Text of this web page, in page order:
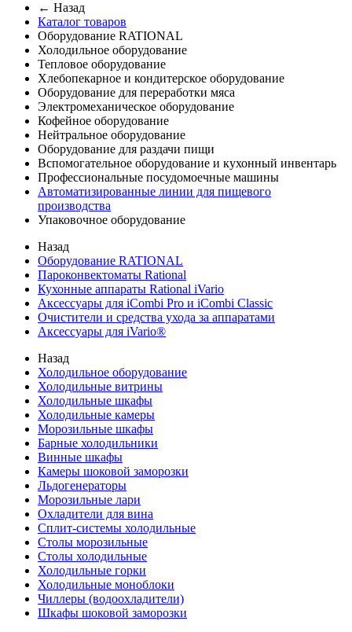
← Назад
Каталог товаров
Оборудование RATIONAL
Холодильное оборудование
Тепловое оборудование
Хлебопекарное и кондитерское оборудование
Оборудование для переработки мяса
Электромеханическое оборудование
Кофейное оборудование
Нейтральное оборудование
Оборудование для раздачи пищи
Вспомогательное оборудование и кухонный инвентарь
Профессиональные посудомоечные машины
Автоматизированные линии для пищевого
производства
Упаковочное оборудование
Назад
Оборудование RATIONAL
Пароконвектоматы Rational
Кухонные аппараты Rational iVario
Аксессуары для iCombi Pro и iCombi Classic
Очистители и средства ухода за аппаратами
Аксессуары для iVario®
Назад
Холодильное оборудование
Холодильные витрины
Холодильные шкафы
Холодильные камеры
Морозильные шкафы
Барные холодильники
Винные шкафы
Камеры шоковой заморозки
Льдогенераторы
Морозильные лари
Охладители для вина
Сплит-системы холодильные
Столы морозильные
Столы холодильные
Холодильные горки
Холодильные моноблоки
Чиллеры (водоохладители)
Шкафы шоковой заморозки